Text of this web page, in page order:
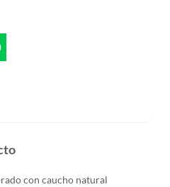
con caucho natural